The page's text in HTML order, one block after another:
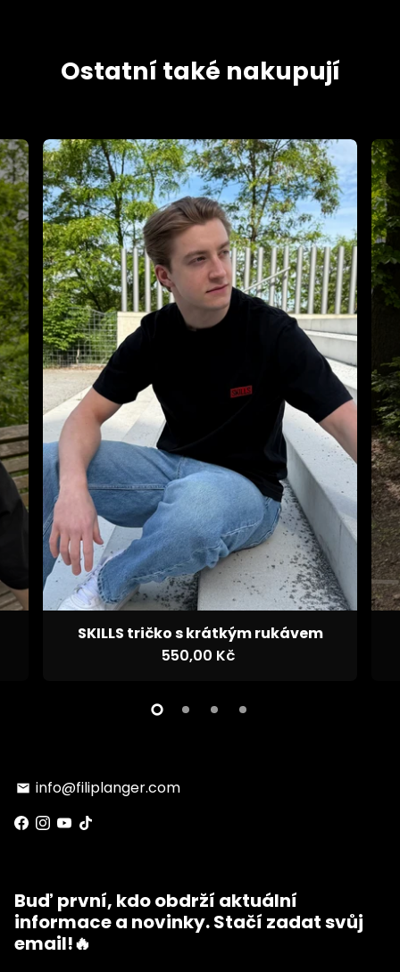
Ostatní také nakupují
SKILLS tričko s krátkým rukávem
550,00 Kč
email info@filiplanger.com
Buď první, kdo obdrží aktuální
informace a novinky. Stačí zadat svůj
email!🔥